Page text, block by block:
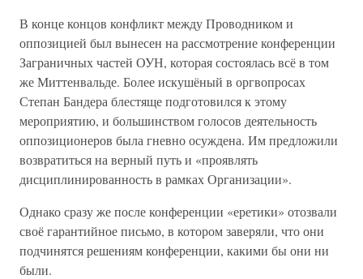
В конце концов конфликт между Проводником и
оппозицией был вынесен на рассмотрение конференции
Заграничных частей ОУН, которая состоялась всё в том
же Миттенвальде. Более искушёный в оргвопросах
Степан Бандера блестяще подготовился к этому
мероприятию, и большинством голосов деятельность
оппозиционеров была гневно осуждена. Им предложили
возвратиться на верный путь и «проявлять
дисциплинированность в рамках Организации».
Однако сразу же после конференции «еретики» отозвали
своё гарантийное письмо, в котором заверяли, что они
подчинятся решениям конференции, какими бы они ни
были.